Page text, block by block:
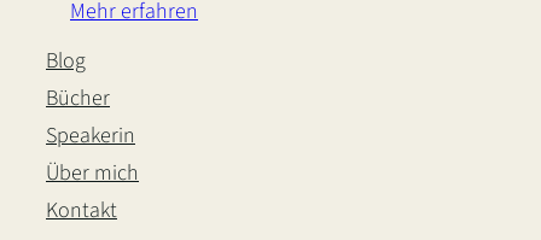
Mehr erfahren
Blog
Bücher
Speakerin
Über mich
Kontakt